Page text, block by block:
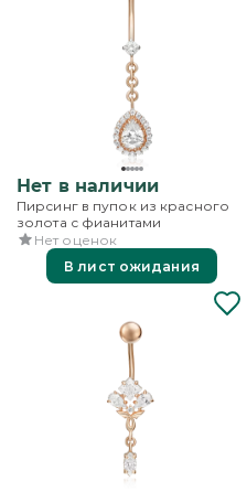
Нет в наличии
Пирсинг в пупок из красного
золота с фианитами
Нет оценок
В лист ожидания